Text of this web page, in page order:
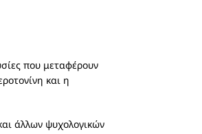
που μεταφέρουν
και η
άλλων ψυχολογικών